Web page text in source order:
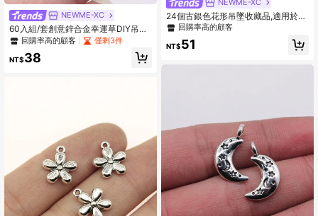
NEWME-XC
60入組/套創意鋅合金幸運草DIY吊墜
適用於女士DIY首飾製作
回購率高的顧客 僅剩3件
NT$38
NEWME-XC
24個古銀色花形吊墜收藏品,適用於di
y珠寶製作,24種風格,每款各1個
回購率高的顧客
NT$51